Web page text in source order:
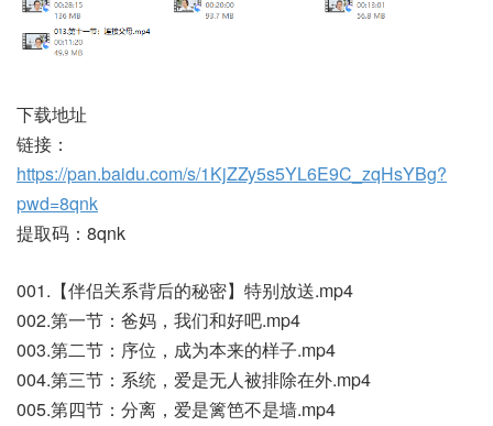
下载地址
链接：
https://pan.baidu.com/s/1KjZZy5s5YL6E9C_zqHsYBg?
pwd=8qnk
提取码：8qnk
001.【伴侣关系背后的秘密】特别放送.mp4
002.第一节：爸妈，我们和好吧.mp4
003.第二节：序位，成为本来的样子.mp4
004.第三节：系统，爱是无人被排除在外.mp4
005.第四节：分离，爱是篱笆不是墙.mp4